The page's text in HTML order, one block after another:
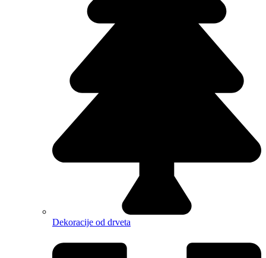
Dekoracije od drveta